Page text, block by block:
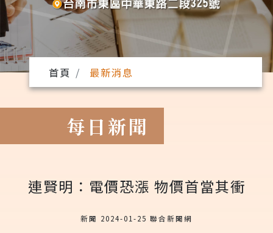
首頁 最新消息
每日新聞
連賢明：電價恐漲 物價首當其衝
新聞 2024-01-25 聯合新聞網